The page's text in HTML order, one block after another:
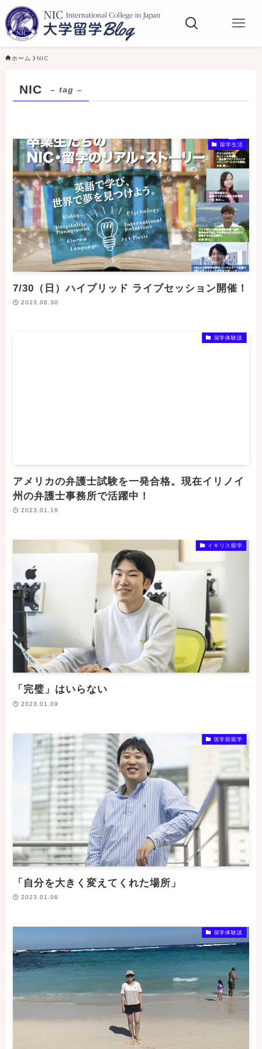
ホーム NIC
NIC – tag –
留学生活
7/30（日）ハイブリッド ライブセッション開催！
2023.06.30
留学体験談
アメリカの弁護士試験を一発合格。現在イリノイ
州の弁護士事務所で活躍中！
2023.01.16
イギリス留学
「完璧」はいらない
2023.01.09
医学部留学
「自分を大きく変えてくれた場所」
2023.01.06
留学体験談